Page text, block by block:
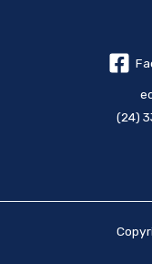
(24)